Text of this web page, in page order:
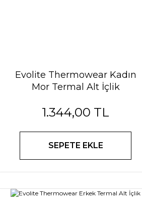
Evolite Thermowear Kadın
Mor Termal Alt İçlik
1.344,00 TL
SEPETE EKLE